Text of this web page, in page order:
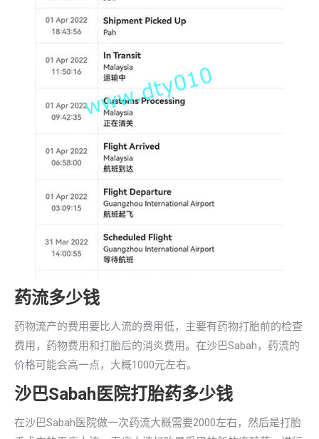
药流多少钱
药物流产的费用要比人流的费用低，主要有药物打胎前的检查
费用，药物费用和打胎后的消炎费用。在沙巴Sabah，药流的
价格可能会高一点，大概1000元左右。
沙巴Sabah医院打胎药多少钱
在沙巴Sabah医院做一次药流大概需要2000左右，然后是打胎